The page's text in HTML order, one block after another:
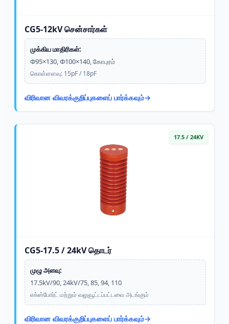
CG5-12kV சென்சார்கள்
முக்கிய மாதிரிகள்:
Φ95×130, Φ100×140, கோபுரம்
கொள்ளளவு: 15pF / 18pF
விரிவான விவரக்குறிப்புகளைப் பார்க்கவும்
17.5 / 24KV
CG5-17.5 / 24kV தொடர்
முழு அளவு:
17.5kV/90, 24kV/75, 85, 94, 110
எக்ஸ்போர்ட் மற்றும் வலுவூட்டப்பட்டவை அடங்கும்
விரிவான விவரக்குறிப்புகளைப் பார்க்கவும்